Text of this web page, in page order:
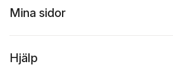
Mina sidor
Hjälp